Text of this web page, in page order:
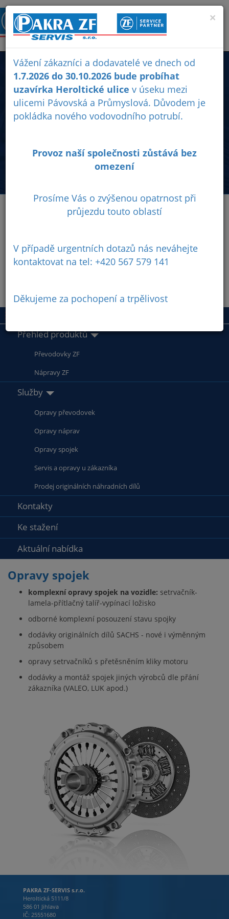
AUTOBUSY
Servis a opravy převodovek, náprav, a dodávky originálních
náhradních dílů ZF pro autobusy MAN, DAF, IRISBUS-IVECO,
Přehled produktů
Převodovky ZF
Nápravy ZF
Služby
Opravy převodovek
Opravy náprav
Opravy spojek
Servis a opravy u zákazníka
Prodej originálních náhradních dílů
Kontakty
Ke stažení
Aktuální nabídka
Opravy spojek
komplexní opravy spojek na vozidle: setrvačník-
lamela-přítlačný talíř-vypínací ložisko
odborné komplexní posouzení stavu spojky
dodávky originálních dílů SACHS - nové i výměnným
způsobem
opravy setrvačníků s přetěsněním kliky motoru
dodávky a montáž spojek jiných výrobců dle přání
zákazníka (VALEO, LUK apod.)
PAKRA ZF-SERVIS s.r.o.
Heroltická 5111/8
586 01 Jihlava
IČ: 25551680
×
Vážení zákazníci a dodavatelé ve dnech od
1.7.2026 do 30.10.2026 bude probíhat
uzavírka Heroltické ulice v úseku mezi
ulicemi Pávovská a Průmyslová. Důvodem je
pokládka nového vodovodního potrubí.
Provoz naší společnosti zůstává bez
omezení
Prosíme Vás o zvýšenou opatrnost při
průjezdu touto oblastí
V případě urgentních dotazů nás neváhejte
kontaktovat na tel: +420 567 579 141
Děkujeme za pochopení a trpělivost